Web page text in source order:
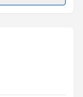
talebi
için bir